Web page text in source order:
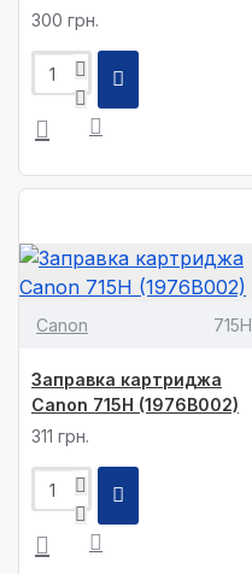
300 грн.
Canon 715H
Заправка картриджа
Canon 715H (1976B002)
311 грн.